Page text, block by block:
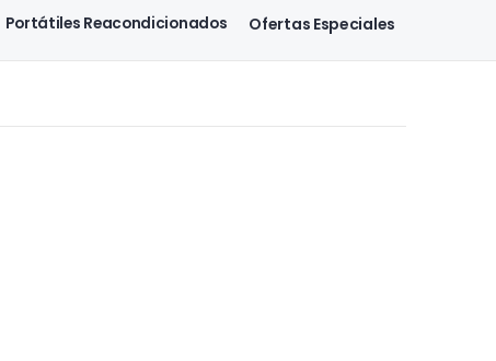
Portátiles Reacondicionados Ofertas Especiales